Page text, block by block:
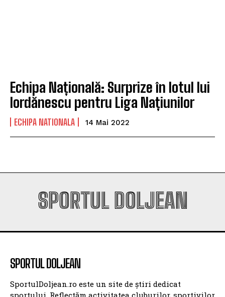
Echipa Națională: Surprize în lotul lui
Iordănescu pentru Liga Națiunilor
ECHIPA NATIONALA 14 Mai 2022
SPORTUL DOLJEAN
SPORTUL DOLJEAN
SportulDoljean.ro este un site de știri dedicat
sportului. Reflectăm activitatea cluburilor, sportivilor